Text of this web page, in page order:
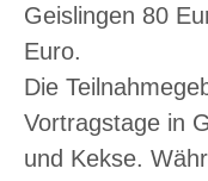
Geislingen 80
Euro.
Die
Vortragstage in
und Kekse.